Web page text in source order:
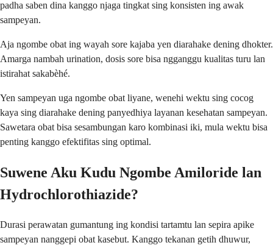
padha saben dina kanggo njaga tingkat sing konsisten ing awak
sampeyan.
Aja ngombe obat ing wayah sore kajaba yen diarahake dening dhokter.
Amarga nambah urination, dosis sore bisa ngganggu kualitas turu lan
istirahat sakabèhé.
Yen sampeyan uga ngombe obat liyane, wenehi wektu sing cocog
kaya sing diarahake dening panyedhiya layanan kesehatan sampeyan.
Sawetara obat bisa sesambungan karo kombinasi iki, mula wektu bisa
penting kanggo efektifitas sing optimal.
Suwene Aku Kudu Ngombe Amiloride lan
Hydrochlorothiazide?
Durasi perawatan gumantung ing kondisi tartamtu lan sepira apike
sampeyan nanggepi obat kasebut. Kanggo tekanan getih dhuwur,